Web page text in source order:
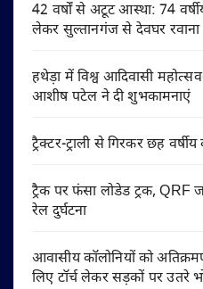
42 वर्षों से अटूट आस्था: 74
लेकर सुल्तानगंज से देवघर रवाना
हथेड़ा में विश्व आदिवासी
आशीष पटेल ने दी शुभकामनाएं
ट्रैक्टर-ट्राली से गिरकर छह
ट्रैक पर फंसा लोडेड ट्रक, QRF
रेल दुर्घटना
आवासीय कॉलोनियों को
लिए टॉर्च लेकर सड़कों पर उतरे